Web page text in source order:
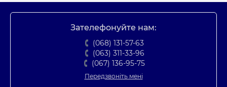
Зателефонуйте нам:
(068) 131-57-63
(063) 311-33-96
(067) 136-95-75
Передзвоніть мені